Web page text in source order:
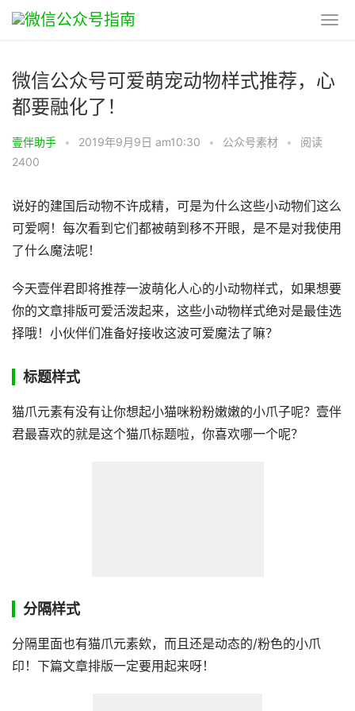
微信公众号可爱萌宠动物样式推荐，心
都要融化了！
壹伴助手 • 2019年9月9日 am10:30 • 公众号素材 •
阅读
2400
说好的建国后动物不许成精，可是为什么这些小动物们这么
可爱啊！每次看到它们都被萌到移不开眼，是不是对我使用
了什么魔法呢！
今天壹伴君即将推荐一波萌化人心的小动物样式，如果想要
你的文章排版可爱活泼起来，这些小动物样式绝对是最佳选
择哦！小伙伴们准备好接收这波可爱魔法了嘛？
标题样式
猫爪元素有没有让你想起小猫咪粉粉嫩嫩的小爪子呢？壹伴
君最喜欢的就是这个猫爪标题啦，你喜欢哪一个呢？
分隔样式
分隔里面也有猫爪元素欸，而且还是动态的/粉色的小爪
印！下篇文章排版一定要用起来呀！